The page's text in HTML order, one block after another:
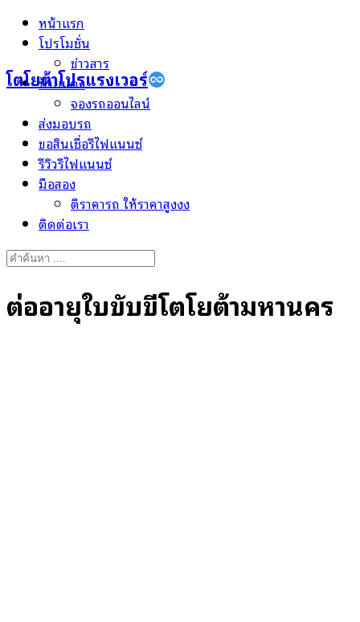
Skip
โตโยต้าโปรแรงเวอร์
หน้าแรก
โปรโมชั่น
ข่าวสาร
ป้ายแดง
จองรถออนไลน์
ส่งมอบรถ
ขอสินเชื่อรีไฟแนนซ์
รีวิวรีไฟแนนซ์
มือสอง
ตีราคารถ ให้ราคาสูงงง
ติดต่อเรา
Search
ต่ออายุใบขับขี่โตโยต้ามหานคร